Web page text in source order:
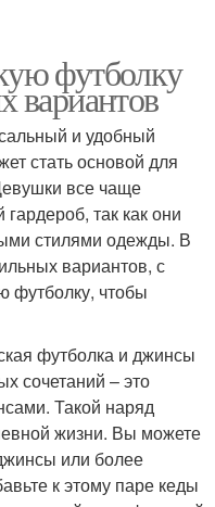
футболку
вариантов
и удобный
стать основой для
все чаще
так как они
стилями одежды. В
вариантов, с
футболку, чтобы
футболка и джинсы
сочетаний – это
Такой наряд
жизни. Вы можете
или более
к этому паре кеды